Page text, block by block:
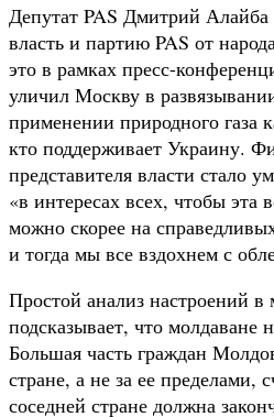
Депутат PAS Дмитрий
власть и партию PAS от
это в рамках пресс-
уличил Москву в
применении природного газа
кто поддерживает Украину.
представителя власти стало
«в интересах всех, чтобы эта
можно скорее на
и тогда мы все вздохнем с
Простой анализ настроений в
подсказывает, что молдаване
Большая часть граждан
стране, а не за ее пределами,
соседней стране должна